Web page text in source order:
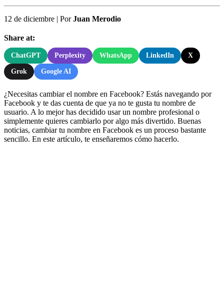
12 de diciembre | PorJuan Merodio
Share at:
ChatGPT Perplexity WhatsApp LinkedIn X
Grok Google AI
¿Necesitas cambiar el nombre en Facebook? Estás navegando por
Facebook y te das cuenta de que ya no te gusta tu nombre de
usuario. A lo mejor has decidido usar un nombre profesional o
simplemente quieres cambiarlo por algo más divertido. Buenas
noticias, cambiar tu nombre en Facebook es un proceso bastante
sencillo. En este artículo, te enseñaremos cómo hacerlo.